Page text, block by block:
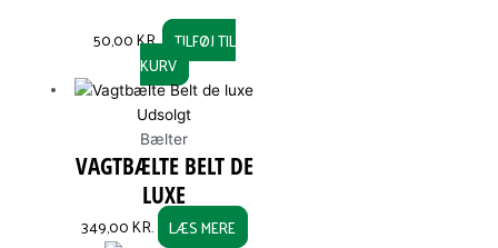
50,00KR.
TILFØJ TIL
KURV
Udsolgt
Bælter
VAGTBÆLTE BELT DE
LUXE
349,00KR. LÆS MERE